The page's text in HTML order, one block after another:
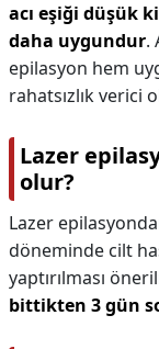
acı eşiği düşük
daha uygundur.
epilasyon hem
rahatsızlık verici
Lazer
olur?
Lazer
döneminde cilt
yaptırılması
bittikten 3 gün